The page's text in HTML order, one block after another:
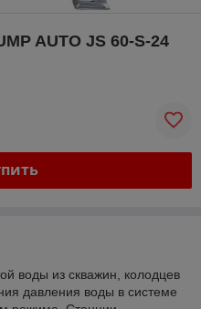
AUTO JS 60-S-24
воды из скважин, колодцев
давления воды в системе